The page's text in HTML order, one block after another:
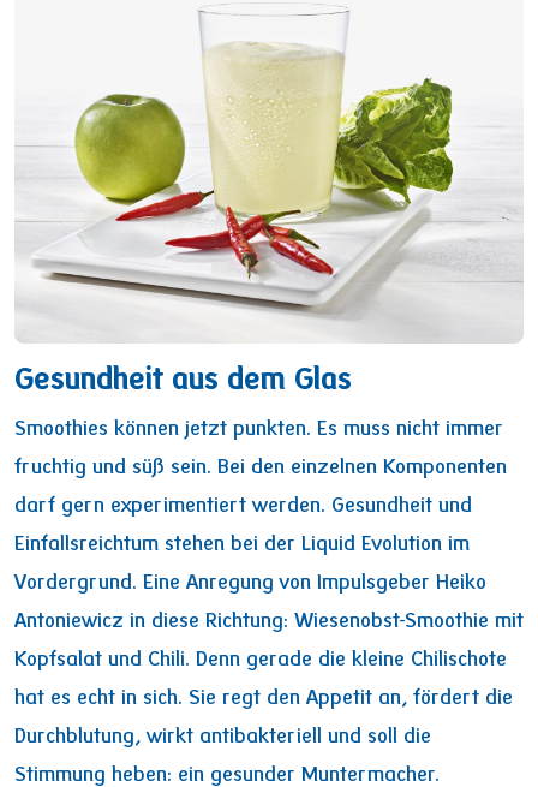
Gesundheit aus dem Glas
Smoothies können jetzt punkten. Es muss nicht immer
fruchtig und süß sein. Bei den einzelnen Komponenten
darf gern experimentiert werden. Gesundheit und
Einfallsreichtum stehen bei der Liquid Evolution im
Vordergrund. Eine Anregung von Impulsgeber Heiko
Antoniewicz in diese Richtung: Wiesenobst-Smoothie mit
Kopfsalat und Chili. Denn gerade die kleine Chilischote
hat es echt in sich. Sie regt den Appetit an, fördert die
Durchblutung, wirkt antibakteriell und soll die
Stimmung heben: ein gesunder Muntermacher.